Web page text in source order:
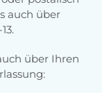
auch über
über Ihren